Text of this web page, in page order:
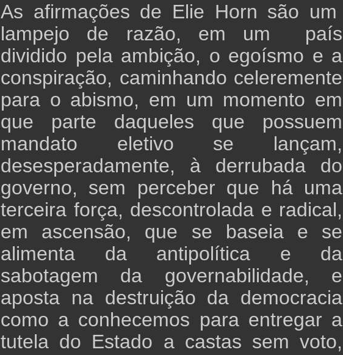
As afirmações de Elie Horn são um
lampejo de razão, em um país
dividido pela ambição, o egoísmo e a
conspiração, caminhando celeremente
para o abismo, em um momento em
que parte daqueles que possuem
mandato eletivo se lançam,
desesperadamente, à derrubada do
governo, sem perceber que há uma
terceira força, descontrolada e radical,
em ascensão, que se baseia e se
alimenta da antipolítica e da
sabotagem da governabilidade, e
aposta na destruição da democracia
como a conhecemos para entregar a
tutela do Estado a castas sem voto,